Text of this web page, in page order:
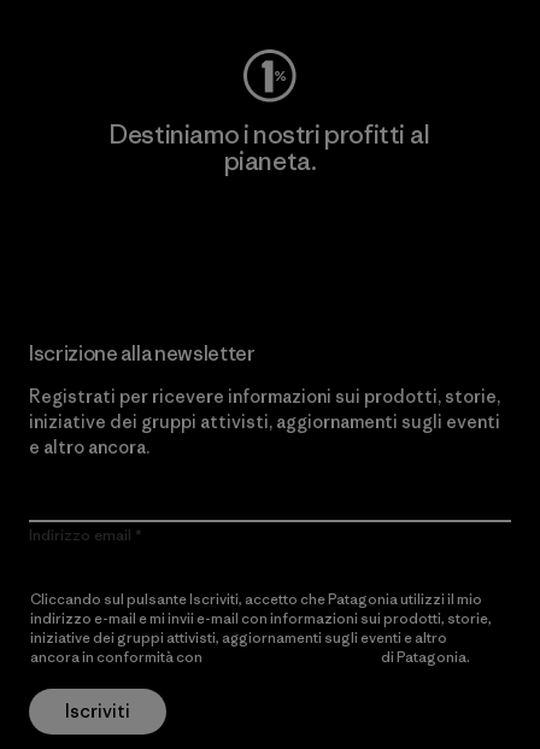
Destiniamo i nostri profitti al
pianeta.
Iscrizione alla newsletter
Registrati per ricevere informazioni sui prodotti, storie,
iniziative dei gruppi attivisti, aggiornamenti sugli eventi
e altro ancora.
Indirizzo email
Cliccando sul pulsante Iscriviti, accetto che Patagonia utilizzi il mio
indirizzo e-mail e mi invii e-mail con informazioni sui prodotti, storie,
iniziative dei gruppi attivisti, aggiornamenti sugli eventi e altro
ancora in conformità con
di Patagonia.
Iscriviti